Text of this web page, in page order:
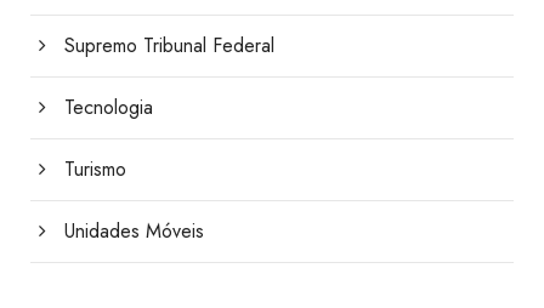
Supremo Tribunal Federal
Tecnologia
Turismo
Unidades Móveis